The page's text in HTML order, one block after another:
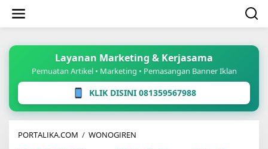
konten
Layanan Marketing & Kerjasama
Pemuatan Artikel • Marketing • Pemasangan Banner Iklan
KLIK DISINI 081359567988
PORTALIKA.COM / WONOGIREN